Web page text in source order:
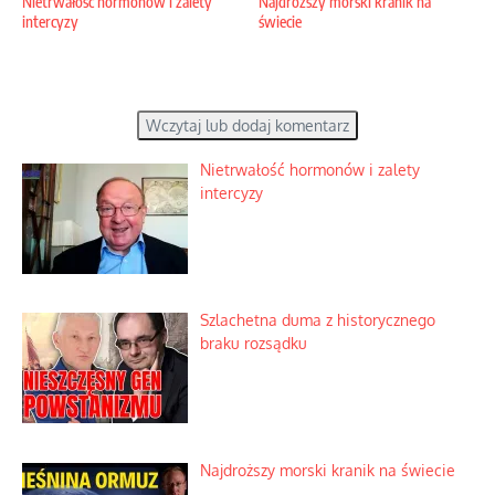
intercyzy
świecie
Wczytaj lub dodaj komentarz
Nietrwałość hormonów i zalety
intercyzy
Szlachetna duma z historycznego
braku rozsądku
Najdroższy morski kranik na świecie